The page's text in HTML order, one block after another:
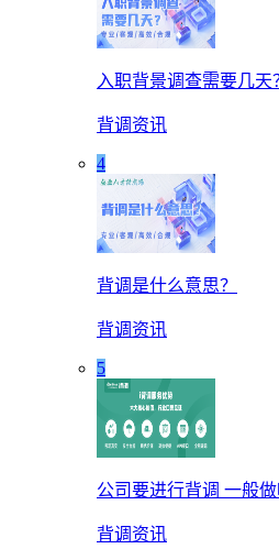
入职背景调查需要几天
背调资讯
4
背调是什么意思？
背调资讯
5
公司要进行背调 一般做
背调资讯